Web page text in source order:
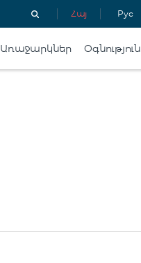
Հայ Рус
Առաջարկներ Օգնություն